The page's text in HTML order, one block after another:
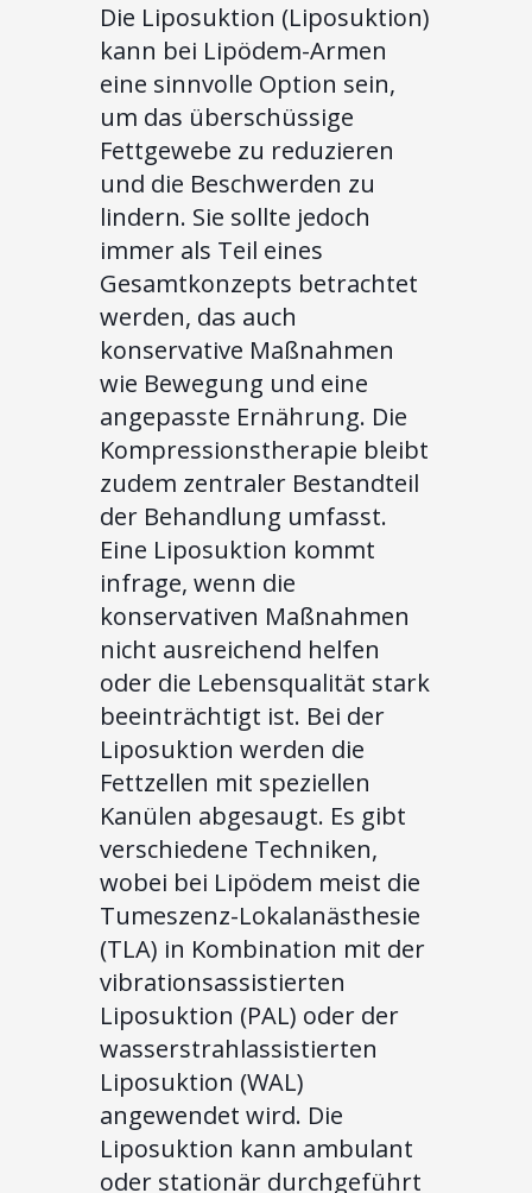
Die Liposuktion (Liposuktion)
kann bei Lipödem-Armen
eine sinnvolle Option sein,
um das überschüssige
Fettgewebe zu reduzieren
und die Beschwerden zu
lindern. Sie sollte jedoch
immer als Teil eines
Gesamtkonzepts betrachtet
werden, das auch
konservative Maßnahmen
wie Bewegung und eine
angepasste Ernährung. Die
Kompressionstherapie bleibt
zudem zentraler Bestandteil
der Behandlung umfasst.
Eine Liposuktion kommt
infrage, wenn die
konservativen Maßnahmen
nicht ausreichend helfen
oder die Lebensqualität stark
beeinträchtigt ist. Bei der
Liposuktion werden die
Fettzellen mit speziellen
Kanülen abgesaugt. Es gibt
verschiedene Techniken,
wobei bei Lipödem meist die
Tumeszenz-Lokalanästhesie
(TLA) in Kombination mit der
vibrationsassistierten
Liposuktion (PAL) oder der
wasserstrahlassistierten
Liposuktion (WAL)
angewendet wird. Die
Liposuktion kann ambulant
oder stationär durchgeführt